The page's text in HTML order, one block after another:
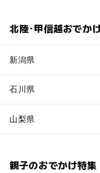
北陸･甲信越おでか
新潟県
石川県
山梨県
親子のおでかけ特集